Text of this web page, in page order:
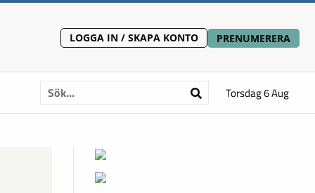
LOGGA IN / SKAPA KONTO PRENUMERERA
Torsdag 6 Aug